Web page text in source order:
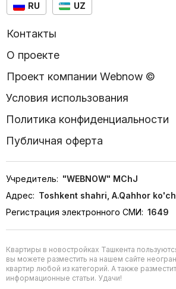
RU UZ
Контакты
О проекте
Проект компании Webnow ©
Условия использования
Политика конфиденциальности
Публичная оферта
Учредитель: "WEBNOW" MChJ
Адрес: Toshkent shahri, A.Qahhor
Регистрация электронного СМИ: 1649
Квартиры в новостройках Ташкента
вы можете разместить на нашем сайте
квартир любой из категорий. А также
информационные статьи. Удачи!